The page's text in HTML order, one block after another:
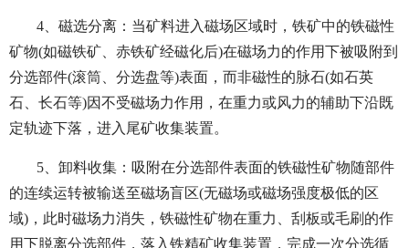
4、磁选分离：当矿料进入磁场区域时，铁矿中的铁磁性
矿物(如磁铁矿、赤铁矿经磁化后)在磁场力的作用下被吸附到
分选部件(滚筒、分选盘等)表面，而非磁性的脉石(如石英
石、长石等)因不受磁场力作用，在重力或风力的辅助下沿既
定轨迹下落，进入尾矿收集装置。
5、卸料收集：吸附在分选部件表面的铁磁性矿物随部件
的连续运转被输送至磁场盲区(无磁场或磁场强度极低的区
域)，此时磁场力消失，铁磁性矿物在重力、刮板或毛刷的作
用下脱离分选部件，落入铁精矿收集装置，完成一次分选循